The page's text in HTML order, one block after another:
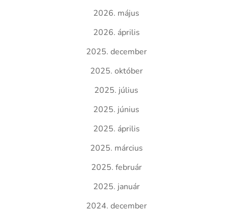
2026. május
2026. április
2025. december
2025. október
2025. július
2025. június
2025. április
2025. március
2025. február
2025. január
2024. december